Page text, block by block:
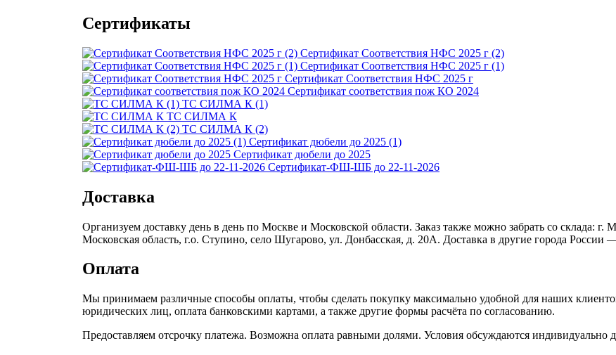
Сертификаты
Сертификат Соответствия НФС 2025 г (2)
Сертификат Соответствия НФС 2025 г (1)
Сертификат Соответствия НФС 2025 г
Сертификат соответствия пож КО 2024
ТС СИЛМА К (1)
ТС СИЛМА К
ТС СИЛМА К (2)
Сертификат дюбели до 2025 (1)
Сертификат дюбели до 2025
Сертификат-ФШ-ШБ до 22-11-2026
Доставка
Организуем доставку день в день по Москве и Московской области. Заказ также можно забрать со склада:
Московская область, г.о. Ступино, село Шугарово, ул. Донбасская, д. 20А. Доставка в другие города
Оплата
Мы принимаем различные способы оплаты, чтобы сделать покупку максимально удобной для наших
юридических лиц, оплата банковскими картами, а также другие формы расчёта по согласованию.
Предоставляем отсрочку платежа. Возможна оплата равными долями. Условия обсуждаются индивидуально